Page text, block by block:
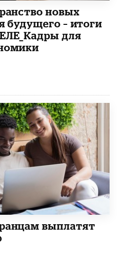
новых
будущего – итоги
для
выплатят